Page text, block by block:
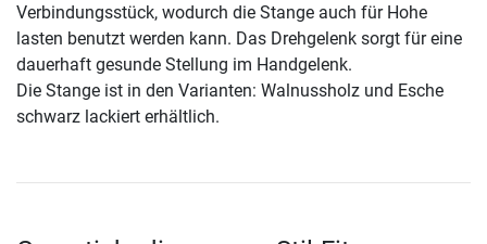
Verbindungsstück, wodurch die Stange auch für Hohe
lasten benutzt werden kann. Das Drehgelenk sorgt für eine
dauerhaft gesunde Stellung im Handgelenk.
Die Stange ist in den Varianten: Walnussholz und Esche
schwarz lackiert erhältlich.